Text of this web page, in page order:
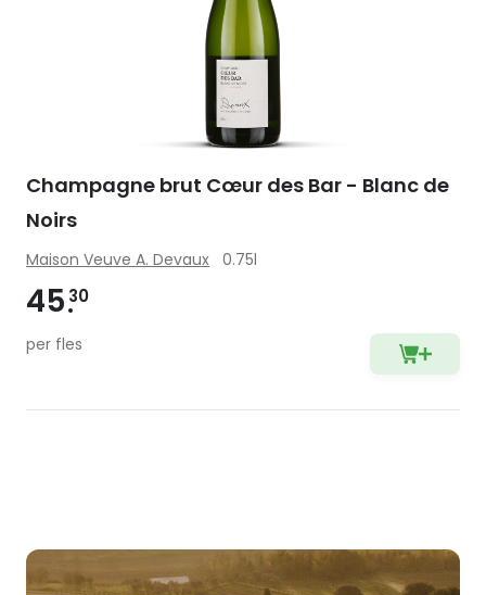
Champagne brut Cœur des Bar - Blanc de
Noirs
Maison Veuve A. Devaux 0.75l
45 30
per fles